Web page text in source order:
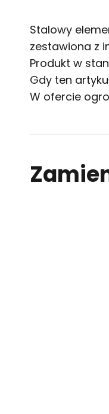
Stalowy
zestawiona z
Produkt w
Gdy ten
W ofercie